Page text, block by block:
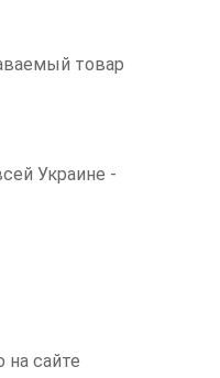
товар
Украине -
на сайте